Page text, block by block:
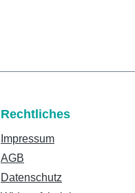
Rechtliches
Impressum
AGB
Datenschutz